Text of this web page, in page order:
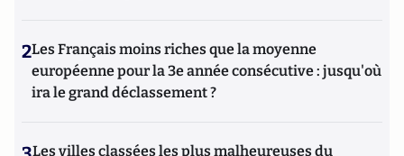
2Les Français moins riches que la moyenne
européenne pour la 3e année consécutive : jusqu'où
ira le grand déclassement ?
Les villes classées les plus malheureuses du